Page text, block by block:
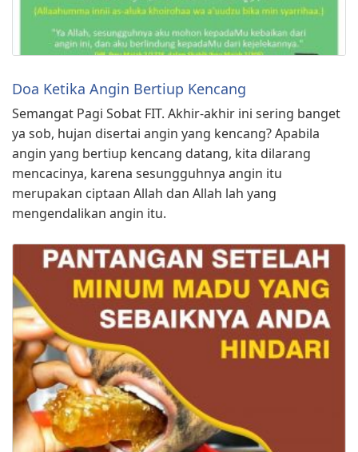
Doa Ketika Angin Bertiup Kencang
Semangat Pagi Sobat FIT. Akhir-akhir ini sering banget
ya sob, hujan disertai angin yang kencang? Apabila
angin yang bertiup kencang datang, kita dilarang
mencacinya, karena sesungguhnya angin itu
merupakan ciptaan Allah dan Allah lah yang
mengendalikan angin itu.